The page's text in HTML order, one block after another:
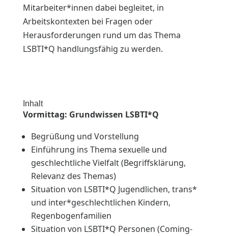
Mitarbeiter*innen dabei begleitet, in
Arbeitskontexten bei Fragen oder
Herausforderungen rund um das Thema
LSBTI*Q handlungsfähig zu werden.
Inhalt
Vormittag: Grundwissen LSBTI*Q
Begrüßung und Vorstellung
Einführung ins Thema sexuelle und
geschlechtliche Vielfalt (Begriffsklärung,
Relevanz des Themas)
Situation von LSBTI*Q Jugendlichen, trans*
und inter*geschlechtlichen Kindern,
Regenbogenfamilien
Situation von LSBTI*Q Personen (Coming-